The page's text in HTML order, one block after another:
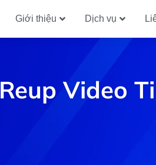
Giới thiệu Dịch vụ
Reup Video